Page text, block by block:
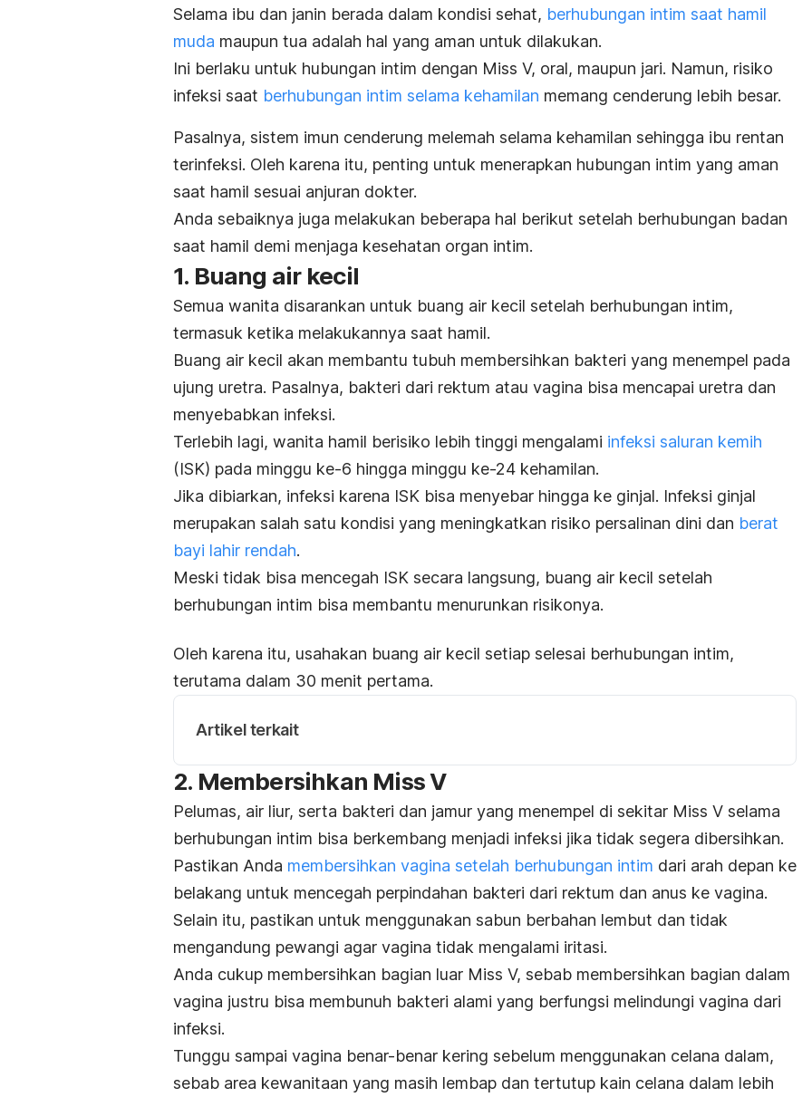
Selama ibu dan janin berada dalam kondisi sehat, berhubungan intim saat hamil
muda maupun tua adalah hal yang aman untuk dilakukan.
Ini berlaku untuk hubungan intim dengan Miss V, oral, maupun jari. Namun, risiko
infeksi saat berhubungan intim selama kehamilan memang cenderung lebih besar.
Pasalnya, sistem imun cenderung melemah selama kehamilan sehingga ibu rentan
terinfeksi. Oleh karena itu, penting untuk menerapkan hubungan intim yang aman
saat hamil sesuai anjuran dokter.
Anda sebaiknya juga melakukan beberapa hal berikut setelah berhubungan badan
saat hamil demi menjaga kesehatan organ intim.
1. Buang air kecil
Semua wanita disarankan untuk buang air kecil setelah berhubungan intim,
termasuk ketika melakukannya saat hamil.
Buang air kecil akan membantu tubuh membersihkan bakteri yang menempel pada
ujung uretra. Pasalnya, bakteri dari rektum atau vagina bisa mencapai uretra dan
menyebabkan infeksi.
Terlebih lagi, wanita hamil berisiko lebih tinggi mengalami infeksi saluran kemih
(ISK) pada minggu ke-6 hingga minggu ke-24 kehamilan.
Jika dibiarkan, infeksi karena ISK bisa menyebar hingga ke ginjal. Infeksi ginjal
merupakan salah satu kondisi yang meningkatkan risiko persalinan dini dan berat
bayi lahir rendah.
Meski tidak bisa mencegah ISK secara langsung, buang air kecil setelah
berhubungan intim bisa membantu menurunkan risikonya.
Oleh karena itu, usahakan buang air kecil setiap selesai berhubungan intim,
terutama dalam 30 menit pertama.
Artikel terkait
2. Membersihkan Miss V
Pelumas, air liur, serta bakteri dan jamur yang menempel di sekitar Miss V selama
berhubungan intim bisa berkembang menjadi infeksi jika tidak segera dibersihkan.
Pastikan Anda membersihkan vagina setelah berhubungan intim dari arah depan ke
belakang untuk mencegah perpindahan bakteri dari rektum dan anus ke vagina.
Selain itu, pastikan untuk menggunakan sabun berbahan lembut dan tidak
mengandung pewangi agar vagina tidak mengalami iritasi.
Anda cukup membersihkan bagian luar Miss V, sebab membersihkan bagian dalam
vagina justru bisa membunuh bakteri alami yang berfungsi melindungi vagina dari
infeksi.
Tunggu sampai vagina benar-benar kering sebelum menggunakan celana dalam,
sebab area kewanitaan yang masih lembap dan tertutup kain celana dalam lebih